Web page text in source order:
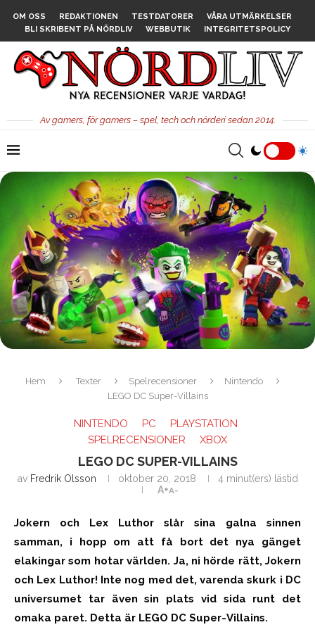
OM OSS REDAKTIONEN TESTDATORER
VÅRA UTMÄRKELSER
BLI SKRIBENT PÅ NÖRDLIV
WEBBUTIK INTEGRITETSPOLICY
Av gamers, för gamers – spel, tech och nörderi sedan 2014.
Hem Texter Spelrecensioner
Nintendo
LEGO DC Super-Villains
NINTENDO PC
PLAYSTATION
SPELRECENSIONER
XBOX
LEGO DC SUPER-VILLAINS
av Fredrik Olsson oktober 20, 2018
4 minut(ers) lästid
A+A-
Jokern och Lex Luthor slår sina galna sinnen
samman, i hopp om att få bort det nya gänget
elakingar som hotar världen. Ja, ni hörde rätt, Jokern
och Lex Luthor! Inte nog med det, varenda skurk i DC
universumet tar även sin plats vid sida runt det
omaka paret. Detta är LEGO DC Super-Villains.